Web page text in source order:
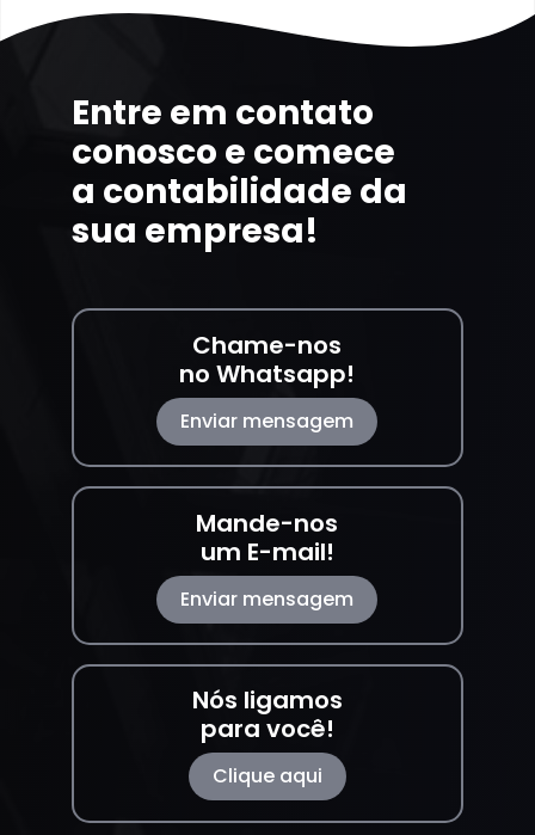
Entre em contato
conosco e comece
a contabilidade da
sua empresa!
Chame-nos
no Whatsapp!
Enviar mensagem
Mande-nos
um E-mail!
Enviar mensagem
Nós ligamos
para você!
Clique aqui